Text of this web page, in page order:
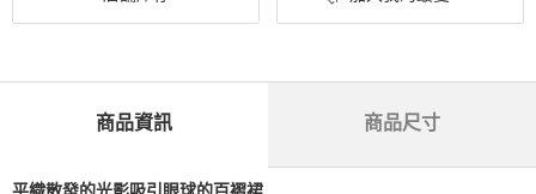
商品資訊 商品尺寸